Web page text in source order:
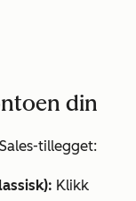
din
tillegget:
Klikk